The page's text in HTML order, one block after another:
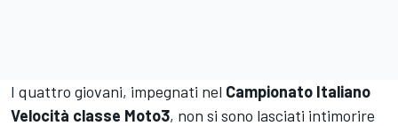
I quattro giovani, impegnati nel Campionato Italiano
Velocità classe Moto3, non si sono lasciati intimorire